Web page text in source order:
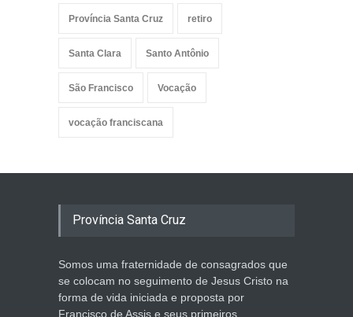
Província Santa Cruz retiro
Santa Clara Santo Antônio
São Francisco Vocação
vocação franciscana
Província Santa Cruz
Somos uma fraternidade de consagrados que
se colocam no seguimento de Jesus Cristo na
forma de vida iniciada e proposta por
Francisco de Assis e seus primeiros